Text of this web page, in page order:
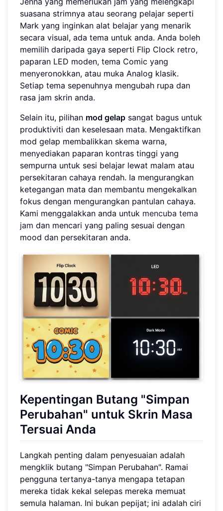
suasana strimnya atau seorang pelajar seperti
Mark yang inginkan alat belajar yang menarik
secara visual, ada tema untuk anda. Anda boleh
memilih daripada gaya seperti Flip Clock retro,
paparan LED moden, tema Comic yang
menyeronokkan, atau muka Analog klasik.
Setiap tema sepenuhnya mengubah rupa dan
rasa jam skrin anda.
Selain itu, pilihan mod gelap sangat bagus untuk
produktiviti dan keselesaan mata. Mengaktifkan
mod gelap membalikkan skema warna,
menyediakan paparan kontras tinggi yang
sempurna untuk sesi belajar lewat malam atau
persekitaran cahaya rendah. Ia mengurangkan
ketegangan mata dan membantu mengekalkan
fokus dengan mengurangkan pantulan cahaya.
Kami menggalakkan anda untuk mencuba tema
jam dan mencari yang paling sesuai dengan
mood dan persekitaran anda.
Kepentingan Butang "Simpan
Perubahan" untuk Skrin Masa
Tersuai Anda
Langkah penting dalam penyesuaian adalah
mengklik butang "Simpan Perubahan". Ramai
pengguna tertanya-tanya mengapa tetapan
mereka tidak kekal selepas mereka memuat
semula halaman. Ini bukan pepijat; ini adalah ciri